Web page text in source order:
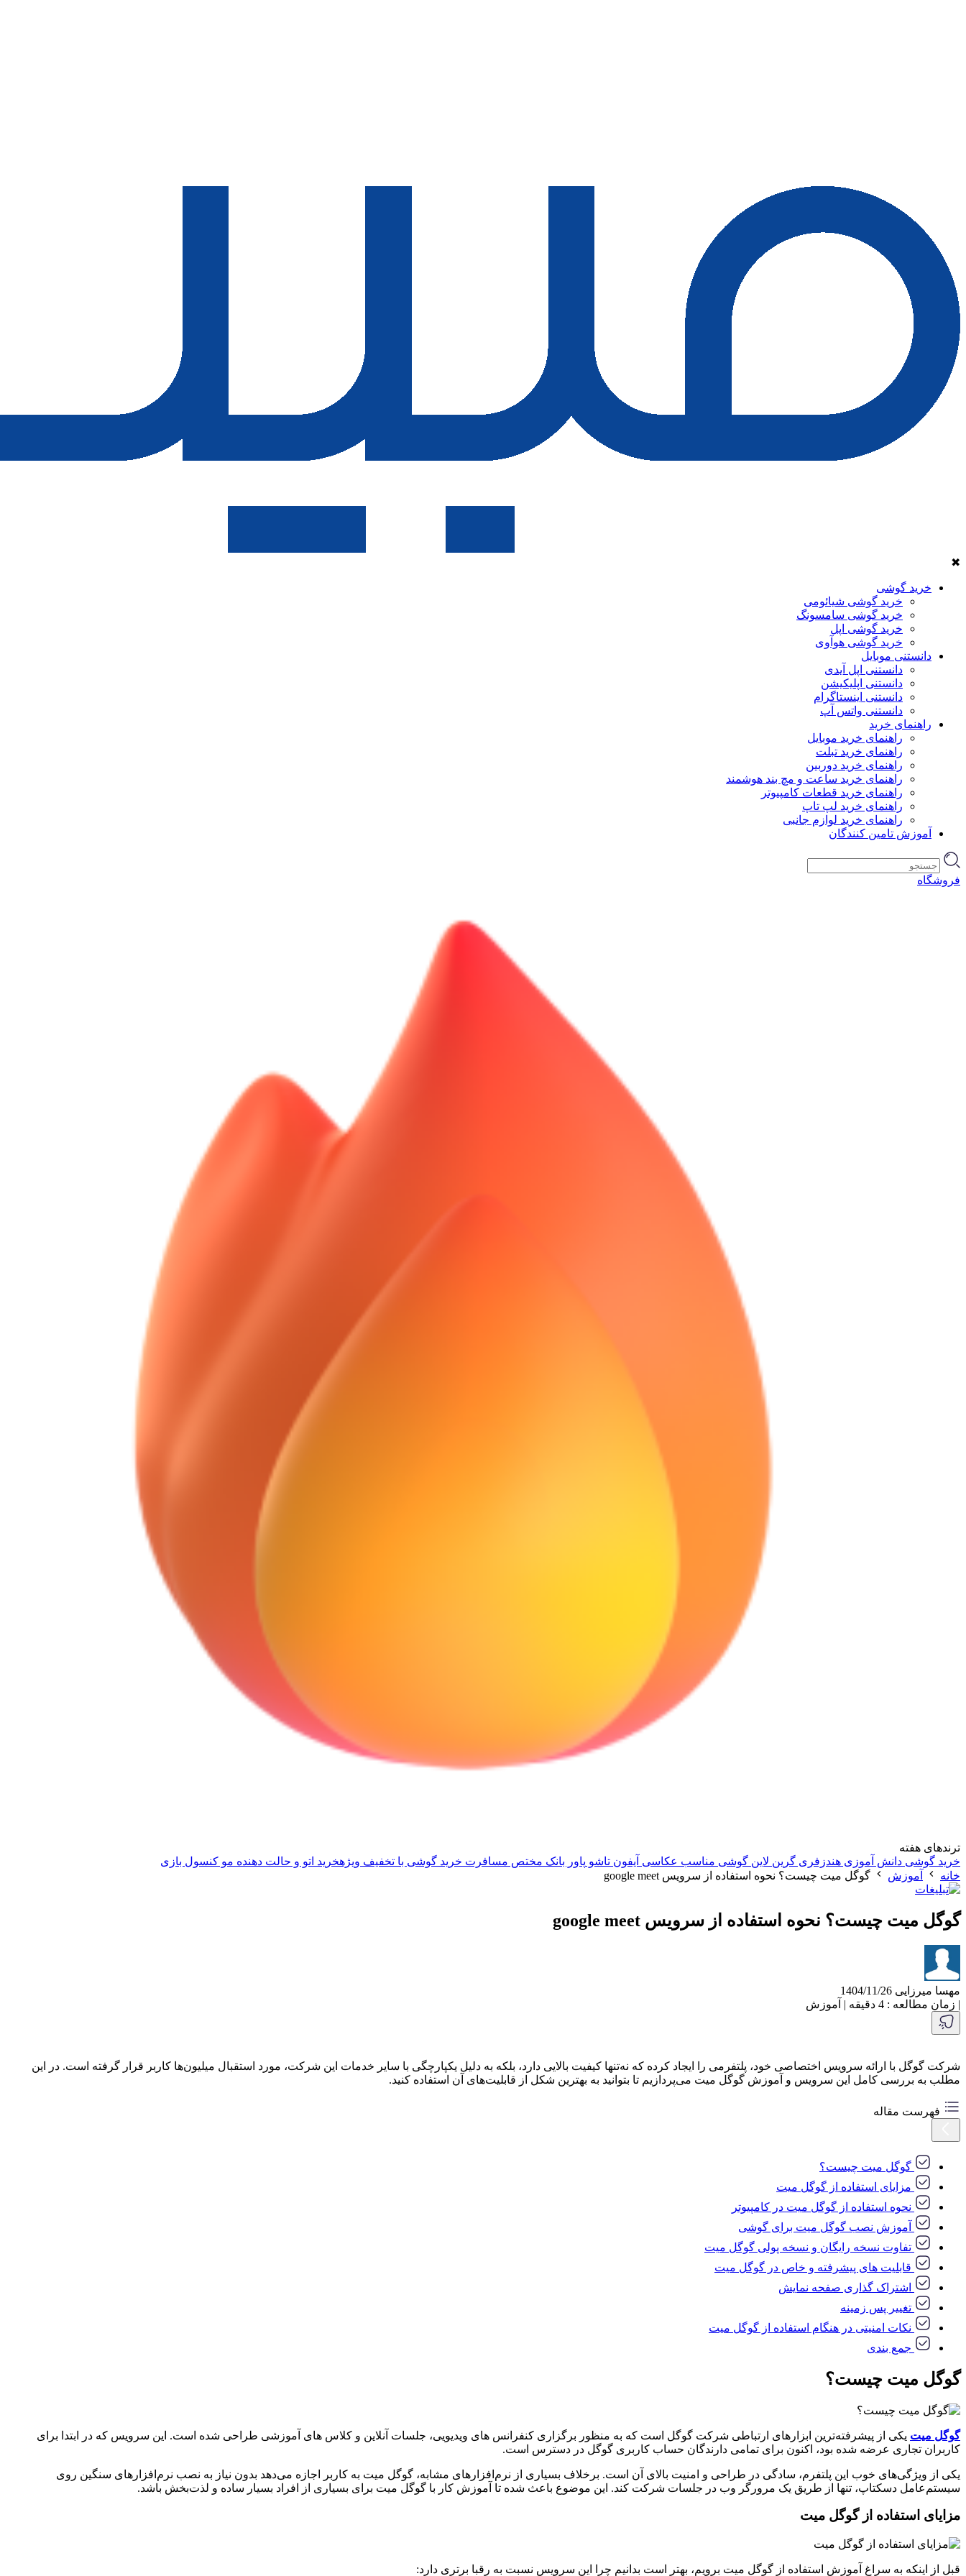
✖
خرید گوشی
خرید گوشی شیائومی
خرید گوشی سامسونگ
خرید گوشی اپل
خرید گوشی هوآوی
دانستنی موبایل
دانستنی اپل آیدی
دانستنی اپلیکیشن
دانستنی اینستاگرام
دانستنی واتس آپ
راهنمای خرید
راهنمای خرید موبایل
راهنمای خرید تبلت
راهنمای خرید دوربین
راهنمای خرید ساعت و مچ بند هوشمند
راهنمای خرید قطعات کامپیوتر
راهنمای خرید لپ تاپ
راهنمای خرید لوازم جانبی
آموزش تامین کنندگان
فروشگاه
ترندهای هفته
خرید گوشی دانش آموزی هندزفری گرین لاین گوشی مناسب عکاسی آیفون تاشو پاور بانک مختص مسافرت خرید گوشی با تخفیف ویژهخرید اتو و حالت دهنده مو کنسول بازی
خانه
آموزش گوگل میت چیست؟ نحوه استفاده از سرویس google meet
گوگل میت چیست؟ نحوه استفاده از سرویس google meet
مهسا میرزایی 1404/11/26
| زمان مطالعه : 4 دقیقه | آموزش
شرکت گوگل با ارائه سرویس اختصاصی خود، پلتفرمی را ایجاد کرده که نه‌تنها کیفیت بالایی دارد، بلکه به دلیل یکپارچگی با سایر خدمات این شرکت، مورد استقبال میلیون‌ها کاربر قرار گرفته است. در این
مطلب به بررسی کامل این سرویس و آموزش گوگل میت می‌پردازیم تا بتوانید به بهترین شکل از قابلیت‌های آن استفاده کنید.
فهرست مقاله
گوگل میت چیست؟
مزایای استفاده از گوگل میت
نحوه استفاده از گوگل میت در کامپیوتر
آموزش نصب گوگل میت برای گوشی
تفاوت نسخه رایگان و نسخه پولی گوگل میت
قابلیت های پیشرفته و خاص در گوگل میت
اشتراک گذاری صفحه نمایش
تغییر پس زمینه
نکات امنیتی در هنگام استفاده از گوگل میت
جمع بندی
گوگل میت چیست؟
گوگل میت یکی از پیشرفته‌ترین ابزارهای ارتباطی شرکت گوگل است که به منظور برگزاری کنفرانس‌ های ویدیویی، جلسات آنلاین و کلاس‌ های آموزشی طراحی شده است. این سرویس که در ابتدا برای
کاربران تجاری عرضه شده بود، اکنون برای تمامی دارندگان حساب کاربری گوگل در دسترس است.
یکی از ویژگی‌های خوب این پلتفرم، سادگی در طراحی و امنیت بالای آن است. برخلاف بسیاری از نرم‌افزارهای مشابه، گوگل میت به کاربر اجازه می‌دهد بدون نیاز به نصب نرم‌افزارهای سنگین روی
سیستم‌عامل دسکتاپ، تنها از طریق یک مرورگر وب در جلسات شرکت کند. این موضوع باعث شده تا آموزش کار با گوگل میت برای بسیاری از افراد بسیار ساده و لذت‌بخش باشد.
مزایای استفاده از گوگل میت
قبل از اینکه به سراغ آموزش استفاده از گوگل میت برویم، بهتر است بدانیم چرا این سرویس نسبت به رقبا برتری دارد: